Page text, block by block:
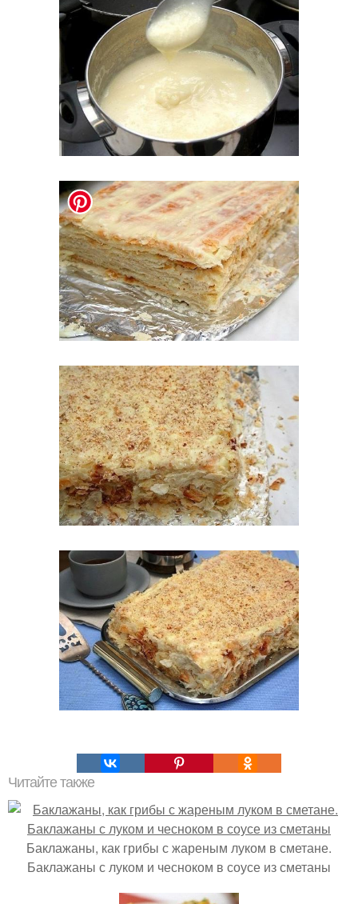
Читайте также
Баклажаны, как грибы с жареным луком в сметане.
Баклажаны с луком и чесноком в соусе из сметаны